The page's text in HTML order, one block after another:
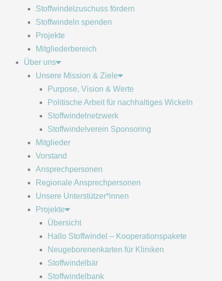
Stoffwindelzuschuss fördern
Stoffwindeln spenden
Projekte
Mitgliederbereich
Über uns
Unsere Mission & Ziele
Purpose, Vision & Werte
Politische Arbeit für nachhaltiges Wickeln
Stoffwindelnetzwerk
Stoffwindelverein Sponsoring
Mitglieder
Vorstand
Ansprechpersonen
Regionale Ansprechpersonen
Unsere Unterstützer*innen
Projekte
Übersicht
Hallo Stoffwindel – Kooperationspakete
Neugeborenenkarten für Kliniken
Stoffwindelbär
Stoffwindelbank